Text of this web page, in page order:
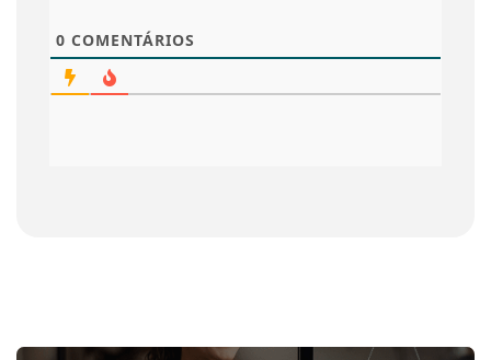
0 COMENTÁRIOS